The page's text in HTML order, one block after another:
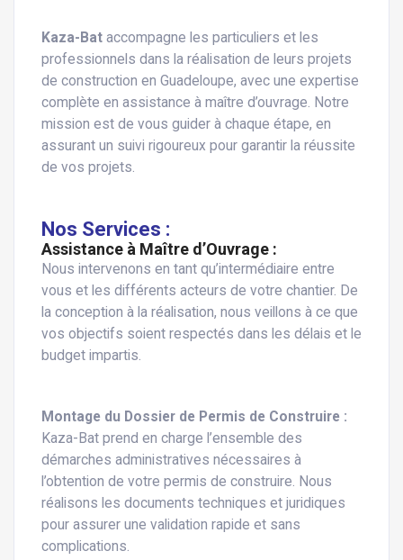
Kaza-Bat accompagne les particuliers et les
professionnels dans la réalisation de leurs projets
de construction en Guadeloupe, avec une expertise
complète en assistance à maître d’ouvrage. Notre
mission est de vous guider à chaque étape, en
assurant un suivi rigoureux pour garantir la réussite
de vos projets.
Nos Services :
Assistance à Maître d’Ouvrage :
Nous intervenons en tant qu’intermédiaire entre
vous et les différents acteurs de votre chantier. De
la conception à la réalisation, nous veillons à ce que
vos objectifs soient respectés dans les délais et le
budget impartis.
Montage du Dossier de Permis de Construire :
Kaza-Bat prend en charge l’ensemble des
démarches administratives nécessaires à
l’obtention de votre permis de construire. Nous
réalisons les documents techniques et juridiques
pour assurer une validation rapide et sans
complications.